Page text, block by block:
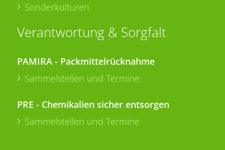
Sonderkulturen
Verantwortung & Sorgfalt
PAMIRA - Packmittelrücknahme
Sammelstellen und Termine
PRE - Chemikalien sicher entsorgen
Sammelstellen und Termine